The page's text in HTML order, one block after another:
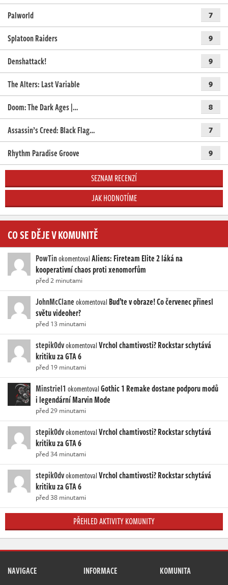
Palworld 7
Splatoon Raiders 9
Denshattack! 9
The Alters: Last Variable 9
Doom: The Dark Ages |… 8
Assassin’s Creed: Black Flag… 7
Rhythm Paradise Groove 9
SEZNAM RECENZÍ
JAK HODNOTÍME
CO SE DĚJE V KOMUNITĚ
PowTinokomentovalAliens: Fireteam Elite 2 láká na
kooperativní chaos proti xenomorfům
před 2 minutami
JohnMcClaneokomentoval Buďte v obraze! Co červenec přinesl
světu videoher?
před 13 minutami
stepik0dvokomentovalVrchol chamtivosti? Rockstar schytává
kritiku za GTA 6
před 19 minutami
Minstriel1 okomentovalGothic 1 Remake dostane podporu modů
i legendární Marvin Mode
před 29 minutami
stepik0dvokomentovalVrchol chamtivosti? Rockstar schytává
kritiku za GTA 6
před 34 minutami
stepik0dvokomentovalVrchol chamtivosti? Rockstar schytává
kritiku za GTA 6
před 38 minutami
PŘEHLED AKTIVITY KOMUNITY
NAVIGACE INFORMACE KOMUNITA